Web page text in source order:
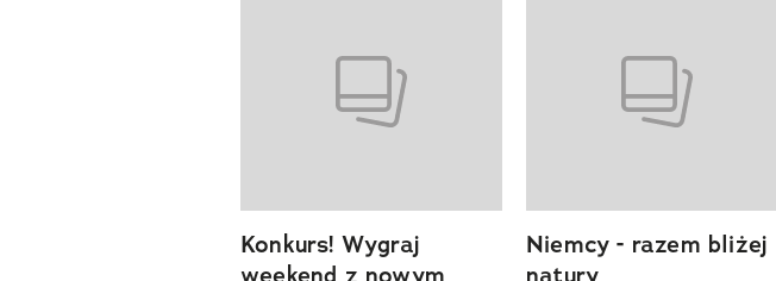
previous element
Konkurs! Wygraj
Niemcy - razem bliżej